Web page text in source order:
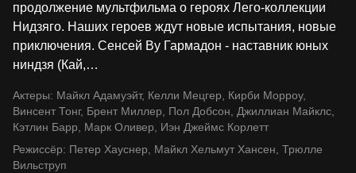
продолжение мультфильма о героях Лего-коллекции
Нидзяго. Наших героев ждут новые испытания, новые
приключения. Сенсей Ву Гармадон - наставник юных
ниндзя (Кай,…
Актеры: Майкл Адамуэйт, Келли Мецгер, Кирби Морроу,
Винсент Тонг, Брент Миллер, Пол Добсон, Джиллиан Майклс,
Кэтлин Барр, Марк Оливер, Иэн Джеймс Корлетт
Режиссёр: Петер Хауснер, Майкл Хельмут Хансен, Трюлле
Вильструп